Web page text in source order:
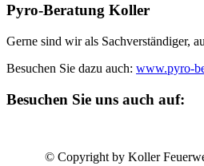
Pyro-Beratung Koller
Gerne sind wir als Sachverständiger,
Besuchen Sie dazu auch: www.pyro-
Besuchen Sie uns auch auf:
© Copyright by Koller